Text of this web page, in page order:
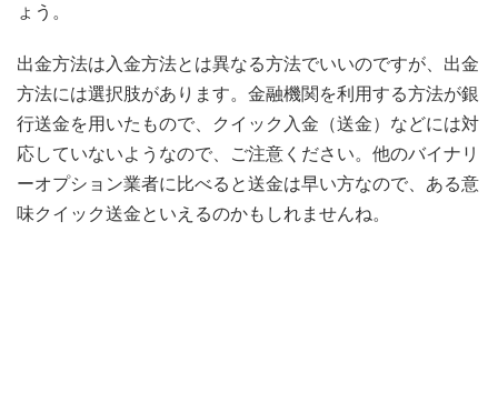
ょう。
出金方法は入金方法とは異なる方法でいいのですが、出金
方法には選択肢があります。金融機関を利用する方法が銀
行送金を用いたもので、クイック入金（送金）などには対
応していないようなので、ご注意ください。他のバイナリ
ーオプション業者に比べると送金は早い方なので、ある意
味クイック送金といえるのかもしれませんね。